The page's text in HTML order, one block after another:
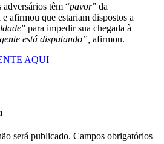
adversários têm “pavor” da
afirmou que estariam dispostos a
” para impedir sua chegada à
está disputando”, afirmou.
AQUI
será publicado. Campos obrigatórios